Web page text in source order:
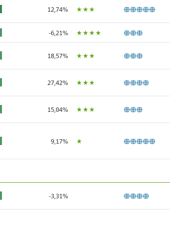
12,74% ÙÙÙ
-6,21% ÙÙÙÙ
18,57% ÙÙÙ
27,42% ÙÙÙ
15,04% ÙÙÙ
9,17% Ù
-3,31%